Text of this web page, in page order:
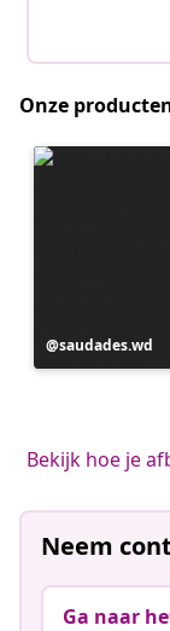
Onze
Bericht
gepubliceerd
saudades.wd
Bekijk hoe je
Neem
Ga naar